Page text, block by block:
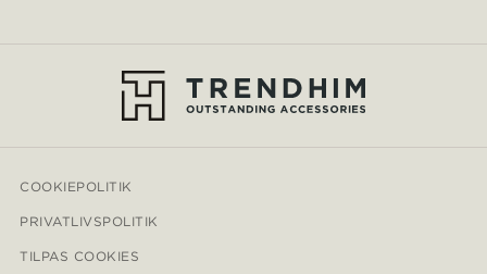
COOKIEPOLITIK
PRIVATLIVSPOLITIK
TILPAS COOKIES